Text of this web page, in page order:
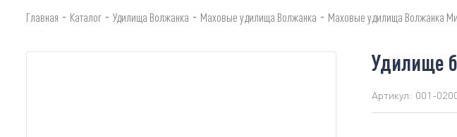
Главная - Каталог - Удилища Волжанка - Маховые удилища Волжанка - Маховые удилища Волжанка
Удилище
Артикул: 001-